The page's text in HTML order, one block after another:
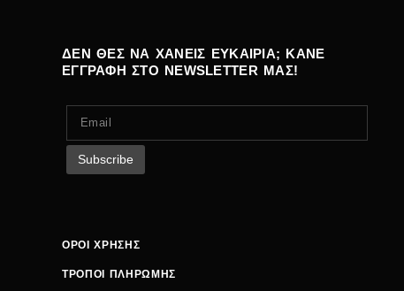
ΔΕΝ ΘΕΣ ΝΑ ΧΑΝΕΙΣ ΕΥΚΑΙΡΙΑ; ΚΑΝΕ
ΕΓΓΡΑΦΗ ΣΤΟ NEWSLETTER ΜΑΣ!
ΟΡΟΙ ΧΡΗΣΗΣ
ΤΡΟΠΟΙ ΠΛΗΡΩΜΗΣ